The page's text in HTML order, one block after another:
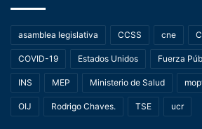
asamblea legislativa CCSS cne
COVID-19 Estados Unidos Fuerza
INS MEP Ministerio de Salud
OIJ Rodrigo Chaves. TSE ucr